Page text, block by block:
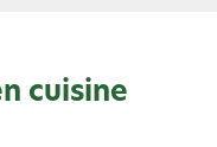
cuisine